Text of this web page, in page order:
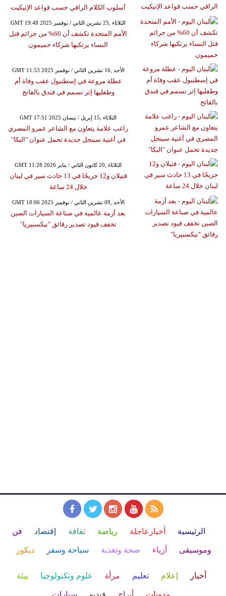
أسلوب الكلام الراقي حسب قواعد الإتيكيت
GMT 19:48 2025 الثلاثاء ,25 تشرين الثاني / نوفمبر
الأمم المتحدة تكشف أن 60% من جرائم قتل
النساء يرتكبها شركاء حميمون
GMT 11:53 2025 الأحد ,16 تشرين الثاني / نوفمبر
عطلة مروعة في إسطنبول عقب وفاة أم
وطفليها إثر تسمم في فندق بالفاتح
GMT 17:51 2025 الثلاثاء ,15 إبريل / نيسان
راغب علامة يتعاون مع الشاعر عمرو المصري
في أغنية سينجل جديدة تحمل عنوان "البكا"
GMT 11:28 2026 الثلاثاء ,20 كانون الثاني / يناير
قتيلان و12 جريحًا في 13 حادث سير في لبنان
خلال 24 ساعة
GMT 18:06 2025 الأحد ,09 تشرين الثاني / نوفمبر
بعد أزمة عالمية في صناعة السيارات الصين
تخفف قيود تصدير رقائق "نيكسبيريا"
الرئيسية أخبارعاجلة رياضة ثقافة إقتصاد فن
وموسيقى أزياء صحة وتغذية سياحة وسفر ديكور
أخبار إعلام تعليم مرأة علوم وتكنولوجيا بيئة
مدونات أبراج فيديو سيارات